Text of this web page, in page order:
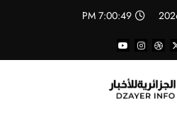
7:00:49 PM